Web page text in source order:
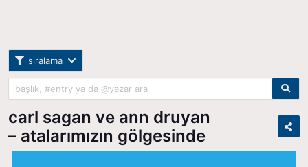
sıralama
carl sagan ve ann druyan
– atalarımızın gölgesinde